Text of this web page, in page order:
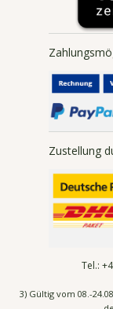
Zustellung
Tel.:
3) Gültig vom 08.-